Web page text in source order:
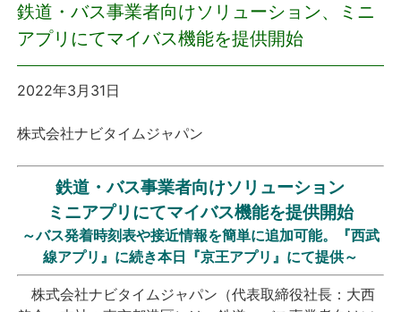
プレスリリース
プレスリリース
おしらせ
サービス
個人向けサービス
法人向けサービス
鉄道・バス事業者向けソリューション、ミニ
アプリにてマイバス機能を提供開始
2022年3月31日
株式会社ナビタイムジャパン
鉄道・バス事業者向けソリューション
ミニアプリにてマイバス機能を提供開始
～バス発着時刻表や接近情報を簡単に追加可能。『西武
線アプリ』に続き本日『京王アプリ』にて提供～
株式会社ナビタイムジャパン（代表取締役社長：大西